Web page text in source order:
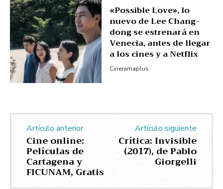
«Possible Love», lo
nuevo de Lee Chang-
dong se estrenará en
Venecia, antes de llegar
a los cines y a Netflix
Cineramaplus
Artículo anterior
Cine online:
Películas de
Cartagena y
FICUNAM, Gratis
Artículo siguiente
Crítica: Invisible
(2017), de Pablo
Giorgelli